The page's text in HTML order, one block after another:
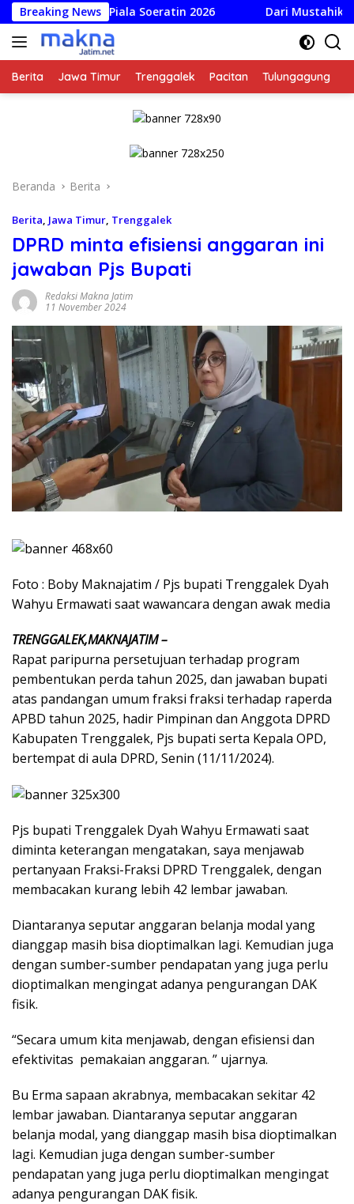
Langsung
ke
konten
Breaking News
Piala Soeratin 2026 Dari Mustahik Jadi Muzaki:
Berita Jawa Timur Trenggalek Pacitan Tulungagung
Beranda Berita
Berita Jawa Timur Trenggalek
DPRD minta efisiensi anggaran ini
jawaban Pjs Bupati
Redaksi Makna Jatim
11 November 2024
Foto : Boby Maknajatim / Pjs bupati Trenggalek Dyah
Wahyu Ermawati saat wawancara dengan awak media
TRENGGALEK,MAKNAJATIM –
Rapat paripurna persetujuan terhadap program
pembentukan perda tahun 2025, dan jawaban bupati
atas pandangan umum fraksi fraksi terhadap raperda
APBD tahun 2025, hadir Pimpinan dan Anggota DPRD
Kabupaten Trenggalek, Pjs bupati serta Kepala OPD,
bertempat di aula DPRD, Senin (11/11/2024).
Pjs bupati Trenggalek Dyah Wahyu Ermawati saat
diminta keterangan mengatakan, saya menjawab
pertanyaan Fraksi-Fraksi DPRD Trenggalek, dengan
membacakan kurang lebih 42 lembar jawaban.
Diantaranya seputar anggaran belanja modal yang
dianggap masih bisa dioptimalkan lagi. Kemudian juga
dengan sumber-sumber pendapatan yang juga perlu
dioptimalkan mengingat adanya pengurangan DAK
fisik.
“Secara umum kita menjawab, dengan efisiensi dan
efektivitas pemakaian anggaran. ” ujarnya.
Bu Erma sapaan akrabnya, membacakan sekitar 42
lembar jawaban. Diantaranya seputar anggaran
belanja modal, yang dianggap masih bisa dioptimalkan
lagi. Kemudian juga dengan sumber-sumber
pendapatan yang juga perlu dioptimalkan mengingat
adanya pengurangan DAK fisik.